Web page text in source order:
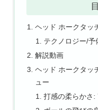
ヘッド ホークタッ
テクノロジー/予
解説動画
ヘッド ホークタッ
ュー
打感の柔らかさ: